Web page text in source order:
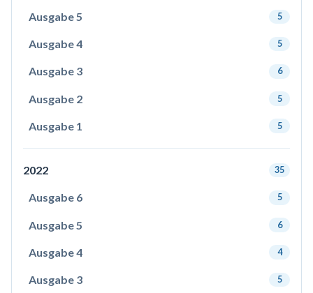
Ausgabe 5 5
Ausgabe 4 5
Ausgabe 3 6
Ausgabe 2 5
Ausgabe 1 5
2022 35
Ausgabe 6 5
Ausgabe 5 6
Ausgabe 4 4
Ausgabe 3 5